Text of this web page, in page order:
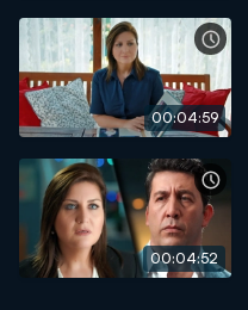
00:04:59
00:04:52